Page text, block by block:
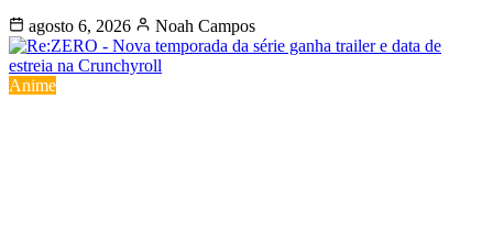
agosto 6, 2026
Noah Campos
Anime